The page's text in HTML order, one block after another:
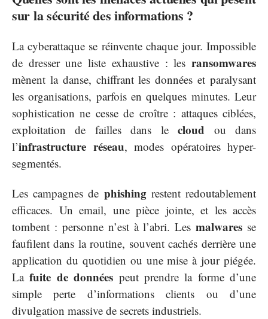
sur la sécurité des informations ?
La cyberattaque se réinvente chaque jour. Impossible
de dresser une liste exhaustive : les ransomwares
mènent la danse, chiffrant les données et paralysant
les organisations, parfois en quelques minutes. Leur
sophistication ne cesse de croître : attaques ciblées,
exploitation de failles dans lecloud ou dans
l’infrastructure réseau, modes opératoires hyper-
segmentés.
Les campagnes de phishingrestent redoutablement
efficaces. Un email, une pièce jointe, et les accès
tombent : personne n’est à l’abri. Lesmalwares se
faufilent dans la routine, souvent cachés derrière une
application du quotidien ou une mise à jour piégée.
Lafuite de données peut prendre la forme d’une
simple perte d’informations clients ou d’une
divulgation massive de secrets industriels.